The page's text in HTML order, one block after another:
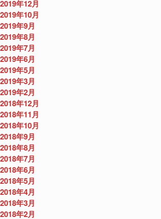
2019年12月
2019年10月
2019年9月
2019年8月
2019年7月
2019年6月
2019年5月
2019年3月
2019年2月
2018年12月
2018年11月
2018年10月
2018年9月
2018年8月
2018年7月
2018年6月
2018年5月
2018年4月
2018年3月
2018年2月